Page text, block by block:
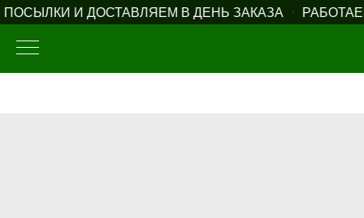
И ДОСТАВЛЯЕМ В ДЕНЬ ЗАКАЗА